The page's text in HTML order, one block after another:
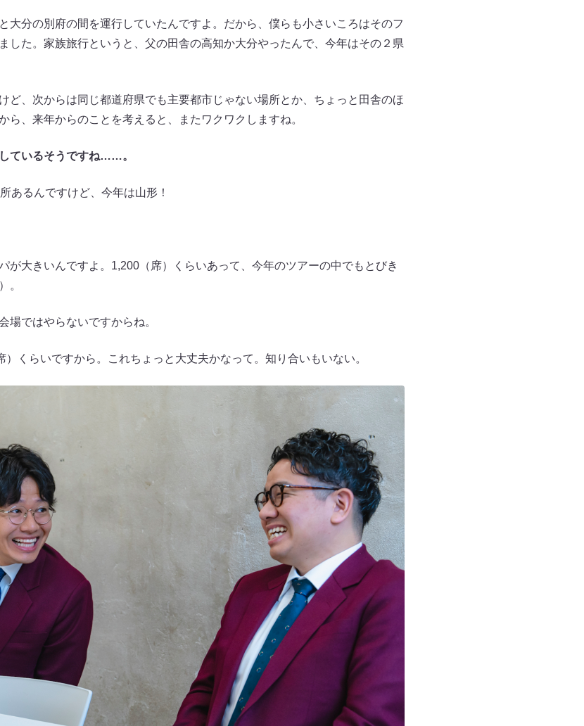
分の別府の間を運行していたんですよ。だから、僕らも小さいころはそのフ
した。家族旅行というと、父の田舎の高知か大分やったんで、今年はその２県
、次からは同じ都道府県でも主要都市じゃない場所とか、ちょっと田舎のほ
ら、来年からのことを考えると、またワクワクしますね。
ているそうですね……。
あるんですけど、今年は山形！
大きいんですよ。1,200（席）くらいあって、今年のツアーの中でもとびき
。
ではやらないですからね。
くらいですから。これちょっと大丈夫かなって。知り合いもいない。